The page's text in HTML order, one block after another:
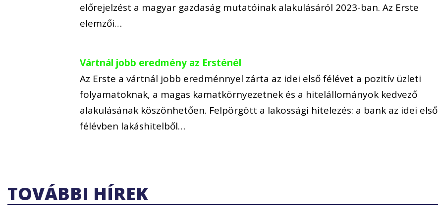
előrejelzést a magyar gazdaság mutatóinak alakulásáról 2023-ban. Az Erste
elemzői…
Vártnál jobb eredmény az Ersténél
Az Erste a vártnál jobb eredménnyel zárta az idei első félévet a pozitív üzleti
folyamatoknak, a magas kamatkörnyezetnek és a hitelállományok kedvező
alakulásának köszönhetően. Felpörgött a lakossági hitelezés: a bank az idei első
félévben lakáshitelből…
TOVÁBBI HÍREK